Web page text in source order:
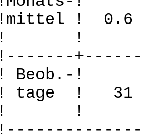
!mittel !
!
!-------
!
! tage !
!